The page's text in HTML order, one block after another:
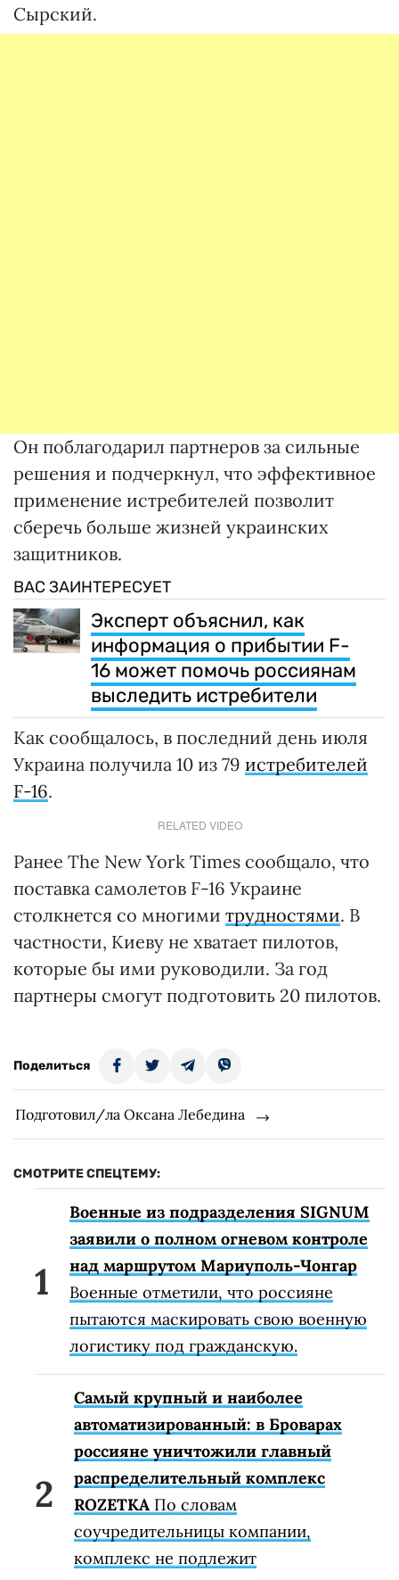
Сырский.
Он поблагодарил партнеров за сильные
решения и подчеркнул, что эффективное
применение истребителей позволит
сберечь больше жизней украинских
защитников.
ВАС ЗАИНТЕРЕСУЕТ
Эксперт объяснил, как
информация о прибытии F-
16 может помочь россиянам
выследить истребители
Как сообщалось, в последний день июля
Украина получила 10 из 79 истребителей
F-16.
RELATED VIDEO
Ранее The New York Times сообщало, что
поставка самолетов F-16 Украине
столкнется со многими трудностями. В
частности, Киеву не хватает пилотов,
которые бы ими руководили. За год
партнеры смогут подготовить 20 пилотов.
Поделиться
Подготовил/ла Оксана Лебедина
СМОТРИТЕ СПЕЦТЕМУ:
Военные из подразделения SIGNUM
заявили о полном огневом контроле
над маршрутом Мариуполь-Чонгар
Военные отметили, что россияне
пытаются маскировать свою военную
логистику под гражданскую.
Самый крупный и наиболее
автоматизированный: в Броварах
россияне уничтожили главный
распределительный комплекс
ROZETKA По словам
соучредительницы компании,
комплекс не подлежит